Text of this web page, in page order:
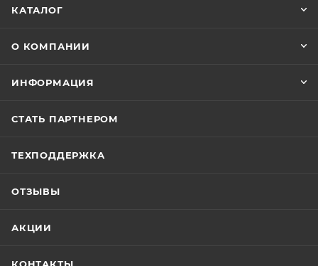
КАТАЛОГ
О КОМПАНИИ
ИНФОРМАЦИЯ
СТАТЬ ПАРТНЕРОМ
ТЕХПОДДЕРЖКА
ОТЗЫВЫ
АКЦИИ
КОНТАКТЫ